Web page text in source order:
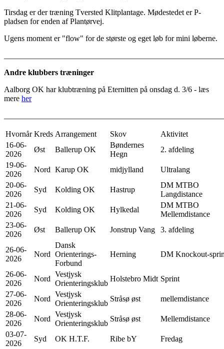
Tirsdag er der træning Tversted Klitplantage. Mødestedet er P-
pladsen for enden af Plantørvej.
Ugens moment er "flow" for de største og eget løb for mini løberne.
Andre klubbers træninger
Aalborg OK har klubtræning på Eternitten på onsdag d. 3/6 - læs
mere her
Hvornår Kreds Arrangement Skov
Aktivitet
16-06-
2026
Øst Ballerup OK
Bøndernes
Hegn
2. afdeling
19-06-
2026
Nord Karup OK midjylland
Ultralang
20-06-
2026
Syd Kolding OK Hastrup
DM MTBO
Langdistance
21-06-
2026
Syd Kolding OK Hylkedal
DM MTBO
Mellemdistance
23-06-
2026
Øst Ballerup OK Jonstrup Vang 3. afdeling
26-06-
2026
Nord
Dansk
Orienterings-
Forbund
Herning DM Knockout-
26-06-
2026
Nord
Vestjysk
Orienteringsklub
Holstebro Midt Sprint
27-06-
2026
Nord
Vestjysk
Orienteringsklub
Stråsø øst
mellemdistance
28-06-
2026
Nord
Vestjysk
Orienteringsklub
Stråsø øst
Mellemdistance
03-07-
2026
Syd OK H.T.F. Ribe bY
Fredag